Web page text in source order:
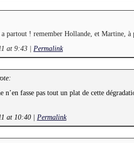
partout ! remember Hollande, et Martine, à
at 9:43 | Permalink
n’en fasse pas tout un plat de cette
at 10:40 | Permalink